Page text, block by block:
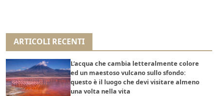
ARTICOLI RECENTI
L’acqua che cambia letteralmente colore
ed un maestoso vulcano sullo sfondo:
questo è il luogo che devi visitare almeno
una volta nella vita